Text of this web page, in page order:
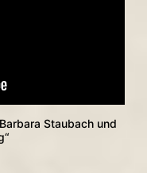
Staubach und